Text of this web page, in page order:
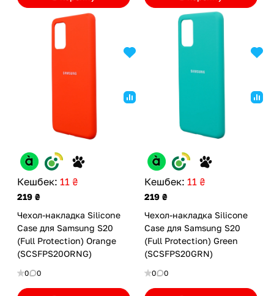
Кешбек: 11 ₴
219 ₴
Чехол-накладка Silicone
Case для Samsung S20
(Full Protection) Orange
(SCSFPS20ORNG)
0 0
Кешбек: 11 ₴
219 ₴
Чехол-накладка Silicone
Case для Samsung S20
(Full Protection) Green
(SCSFPS20GRN)
0 0